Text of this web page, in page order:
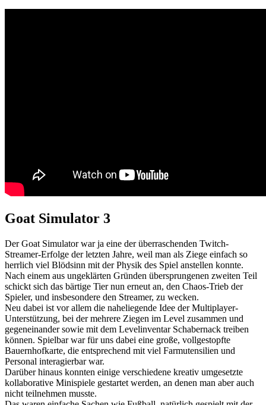
Goat Simulator 3
Der Goat Simulator war ja eine der überraschenden Twitch-
Streamer-Erfolge der letzten Jahre, weil man als Ziege einfach so
herrlich viel Blödsinn mit der Physik des Spiel anstellen konnte.
Nach einem aus ungeklärten Gründen übersprungenen zweiten Teil
schickt sich das bärtige Tier nun erneut an, den Chaos-Trieb der
Spieler, und insbesondere den Streamer, zu wecken.
Neu dabei ist vor allem die naheliegende Idee der Multiplayer-
Unterstützung, bei der mehrere Ziegen im Level zusammen und
gegeneinander sowie mit dem Levelinventar Schabernack treiben
können. Spielbar war für uns dabei eine große, vollgestopfte
Bauernhofkarte, die entsprechend mit viel Farmutensilien und
Personal interagierbar war.
Darüber hinaus konnten einige verschiedene kreativ umgesetzte
kollaborative Minispiele gestartet werden, an denen man aber auch
nicht teilnehmen musste.